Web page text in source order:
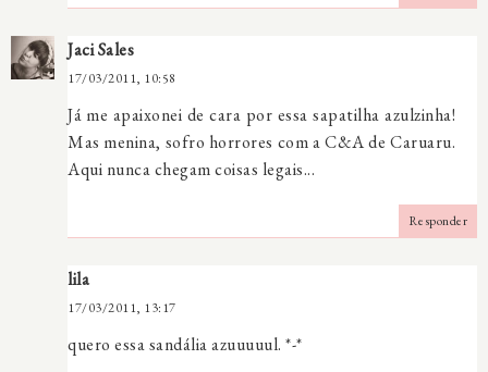
Jaci Sales
17/03/2011, 10:58
Já me apaixonei de cara por essa sapatilha azulzinha!
Mas menina, sofro horrores com a C&A de Caruaru.
Aqui nunca chegam coisas legais...
Responder
lila
17/03/2011, 13:17
quero essa sandália azuuuuul. *-*